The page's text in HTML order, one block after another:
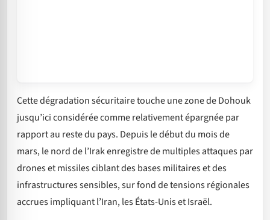
Cette dégradation sécuritaire touche une zone de Dohouk
jusqu’ici considérée comme relativement épargnée par
rapport au reste du pays. Depuis le début du mois de
mars, le nord de l’Irak enregistre de multiples attaques par
drones et missiles ciblant des bases militaires et des
infrastructures sensibles, sur fond de tensions régionales
accrues impliquant l’Iran, les États-Unis et Israël.